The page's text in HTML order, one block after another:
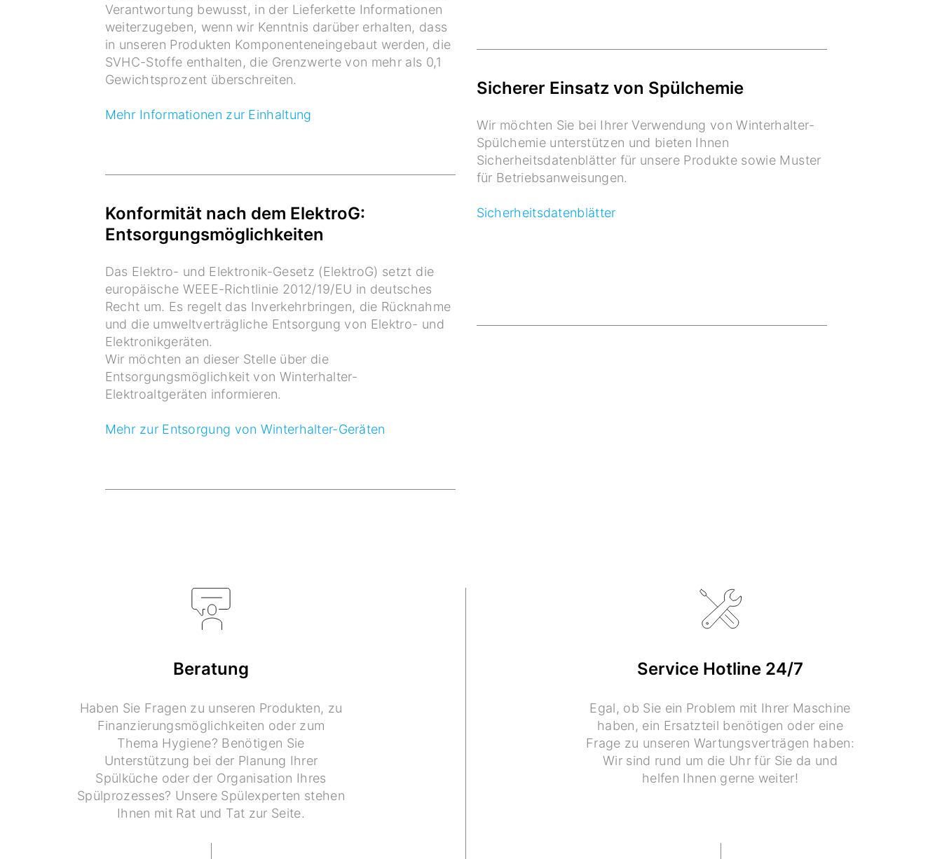
Verantwortung bewusst, in der Lieferkette Informationen
weiterzugeben, wenn wir Kenntnis darüber erhalten, dass
in unseren Produkten Komponenteneingebaut werden, die
SVHC-Stoffe enthalten, die Grenzwerte von mehr als 0,1
Gewichtsprozent überschreiten.
Mehr Informationen zur Einhaltung
Konformität nach dem ElektroG:
Entsorgungsmöglichkeiten
Das Elektro- und Elektronik-Gesetz (ElektroG) setzt die
europäische WEEE-Richtlinie 2012/19/EU in deutsches
Recht um. Es regelt das Inverkehrbringen, die Rücknahme
und die umweltverträgliche Entsorgung von Elektro- und
Elektronikgeräten.
Wir möchten an dieser Stelle über die
Entsorgungsmöglichkeit von Winterhalter-
Elektroaltgeräten informieren.
Mehr zur Entsorgung von Winterhalter-Geräten
Sicherer Einsatz von Spülchemie
Wir möchten Sie bei Ihrer Verwendung von Winterhalter-
Spülchemie unterstützen und bieten Ihnen
Sicherheitsdatenblätter für unsere Produkte sowie Muster
für Betriebsanweisungen.
Sicherheitsdatenblätter
Beratung
Haben Sie Fragen zu unseren Produkten, zu
Finanzierungsmöglichkeiten oder zum
Thema Hygiene? Benötigen Sie
Unterstützung bei der Planung Ihrer
Spülküche oder der Organisation Ihres
Spülprozesses? Unsere Spülexperten stehen
Ihnen mit Rat und Tat zur Seite.
Service Hotline 24/7
Egal, ob Sie ein Problem mit Ihrer Maschine
haben, ein Ersatzteil benötigen oder eine
Frage zu unseren Wartungsverträgen haben:
Wir sind rund um die Uhr für Sie da und
helfen Ihnen gerne weiter!